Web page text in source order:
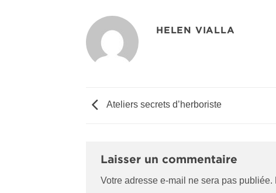
HELEN VIALLA
Ateliers secrets d’herboriste
Laisser un commentaire
Votre adresse e-mail ne sera pas publiée.